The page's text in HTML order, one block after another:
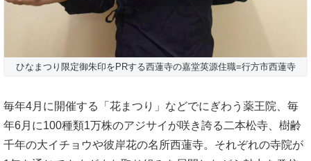
ひなまつり限定御朱印をPRする西蓮寺の嘉堂英源住職=行方市西蓮寺
毎年4月に開催する「花まつり」などでにぎわう薬王院、毎
年6月に100種類1万株のアジサイが咲き誇る二本松寺、樹齢
千年の大イチョウや彼岸花の名所西蓮寺。それぞれの寺院が